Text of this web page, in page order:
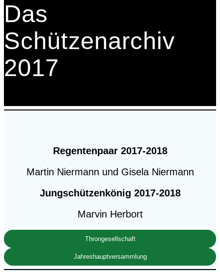
Das
Schützenarchiv
2017
Regentenpaar 2017-2018
Martin Niermann und Gisela Niermann
Jungschützenkönig 2017-2018
Marvin Herbort
Throngesellschaft
Jahreshauptversammlung